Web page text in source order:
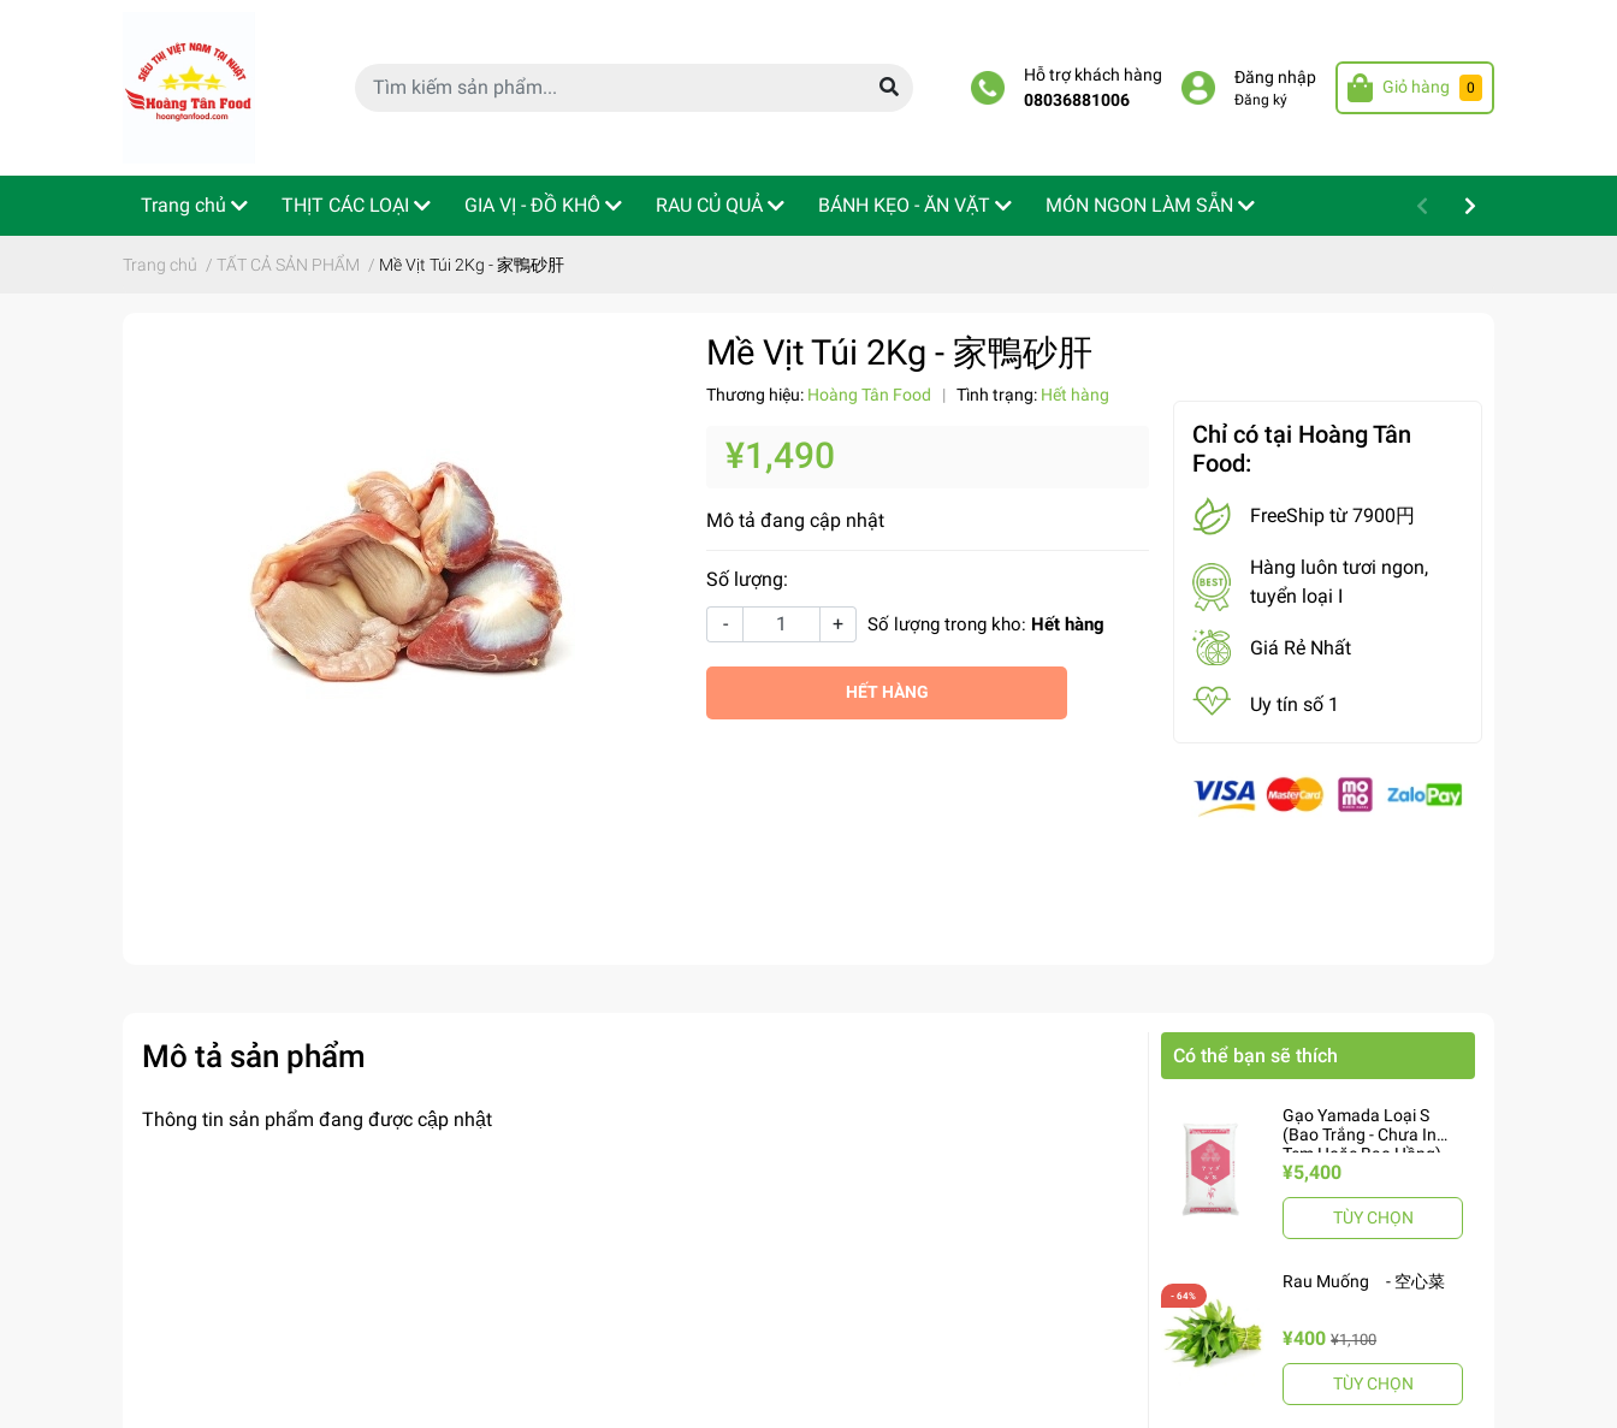
Hỗ trợ khách hàng
08036881006
Đăng nhập
Đăng ký
Giỏ hàng 0
Trang chủ THỊT CÁC LOẠI GIA VỊ - ĐỒ KHÔ RAU CỦ QUẢ BÁNH KẸO - ĂN VẶT MÓN NGON LÀM SẴN
特定商取引法 Indo - ThaiLan
Trang chủ / TẤT CẢ SẢN PHẨM / Mề Vịt Túi 2Kg - 家鴨砂肝
Mề Vịt Túi 2Kg - 家鴨砂肝
Thương hiệu: Hoàng Tân Food | Tình trạng: Hết hàng
¥1,490
Mô tả đang cập nhật
Số lượng:
-
+ Số lượng trong kho: Hết hàng
HẾT HÀNG
Chỉ có tại Hoàng Tân
Food:
FreeShip từ 7900円
Hàng luôn tươi ngon,
tuyển loại I
Giá Rẻ Nhất
Uy tín số 1
Mô tả sản phẩm
Thông tin sản phẩm đang được cập nhật
Có thể bạn sẽ thích
Gạo Yamada Loại S
(Bao Trắng - Chưa In
Tem Hoặc Bao Hồng)
10kg ヤマダお米 S
¥5,400
TÙY CHỌN
Rau Muống - 空心菜
¥400 ¥1,100
TÙY CHỌN